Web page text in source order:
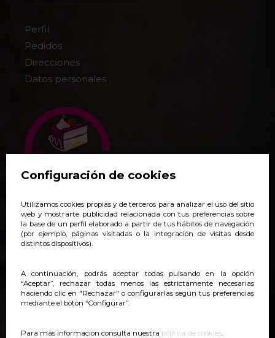
Configuración de cookies
Utilizamos cookies propias y de terceros para analizar el uso del sitio
web y mostrarte publicidad relacionada con tus preferencias sobre
la base de un perfil elaborado a partir de tus hábitos de navegación
(por ejemplo, páginas visitadas o la integración de visitas desde
distintos dispositivos).
A continuación, podrás aceptar todas pulsando en la opción
“Aceptar”, rechazar todas menos las estrictamente necesarias
haciendo clic en "Rechazar" o configurarlas según tus preferencias
mediante el botón “Configurar”.
Para más información consulta nuestra política de cookies.
Perfil
Pedidos
Direcciones
Datos personales
+34 938 140 718
pedidos@yoveonline.com